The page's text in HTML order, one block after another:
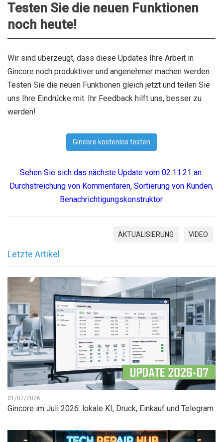
Testen Sie die neuen Funktionen
noch heute!
Wir sind überzeugt, dass diese Updates Ihre Arbeit in
Gincore noch produktiver und angenehmer machen werden.
Testen Sie die neuen Funktionen gleich jetzt und teilen Sie
uns Ihre Eindrücke mit. Ihr Feedback hilft uns, besser zu
werden!
Gincore kostenlos testen
Sehen Sie sich das nächste Update vom 02.11.21 an.
Durchstreichung von Kommentaren, Sortierung von Kunden,
Benachrichtigungskonstruktor.
AKTUALISIERUNG VIDEO
Letzte Artikel
01/07/2026
Gincore im Juli 2026: lokale KI, Druck, Einkauf und Telegram